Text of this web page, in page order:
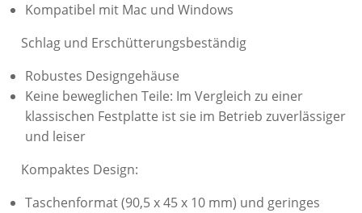
Kompatibel mit Mac und Windows
Schlag und Erschütterungsbeständig
Robustes Designgehäuse
Keine beweglichen Teile: Im Vergleich zu einer
klassischen Festplatte ist sie im Betrieb zuverlässiger
und leiser
Kompaktes Design:
Taschenformat (90,5 x 45 x 10 mm) und geringes